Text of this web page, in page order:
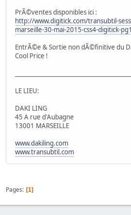
PrÃ©ventes disponibles ici :
http://www.digitick.com/transubtil-
marseille-30-mai-2015-css4-digitick-
EntrÃ©e & Sortie non dÃ©finitive du
Cool Price !
LE LIEU:
DAKI LING
45 A rue d'Aubagne
13001 MARSEILLE
www.dakiling.com
www.transubtil.com
Pages 1